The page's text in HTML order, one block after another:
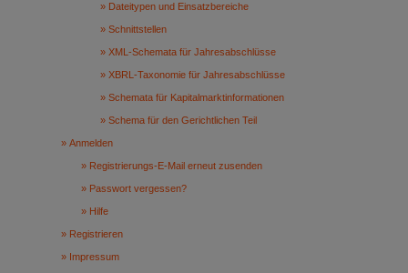
Dateitypen und Einsatzbereiche
Schnittstellen
XML-Schemata für Jahresabschlüsse
XBRL-Taxonomie für Jahresabschlüsse
Schemata für Kapitalmarktinformationen
Schema für den Gerichtlichen Teil
Anmelden
Registrierungs-E-Mail erneut zusenden
Passwort vergessen?
Hilfe
Registrieren
Impressum